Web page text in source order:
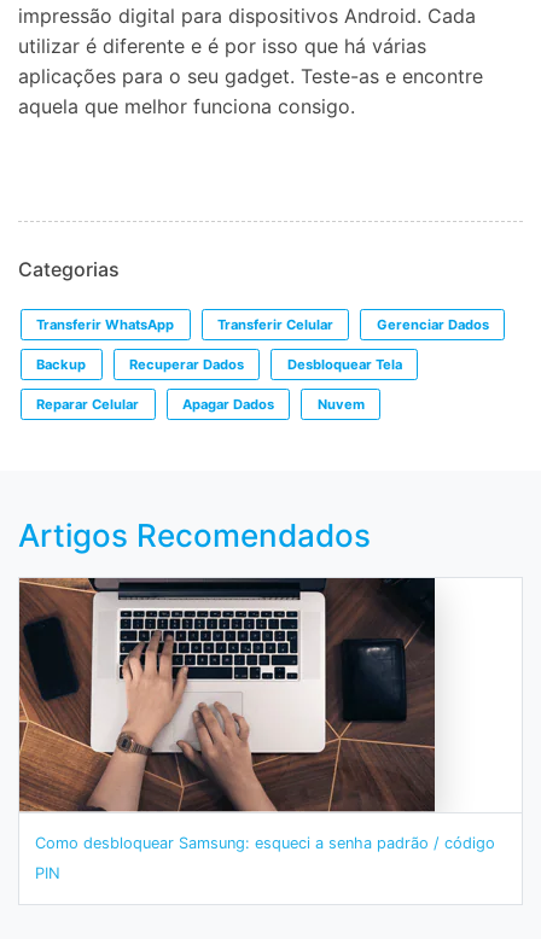
impressão digital para dispositivos Android. Cada
utilizar é diferente e é por isso que há várias
aplicações para o seu gadget. Teste-as e encontre
aquela que melhor funciona consigo.
Categorias
Transferir WhatsApp Transferir Celular Gerenciar Dados
Backup Recuperar Dados Desbloquear Tela
Reparar Celular Apagar Dados Nuvem
Artigos Recomendados
Como desbloquear Samsung: esqueci a senha padrão / código
PIN